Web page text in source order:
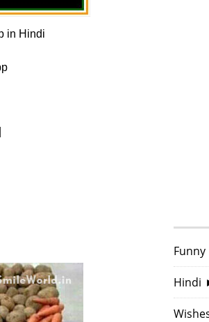
in Hindi
Hindi